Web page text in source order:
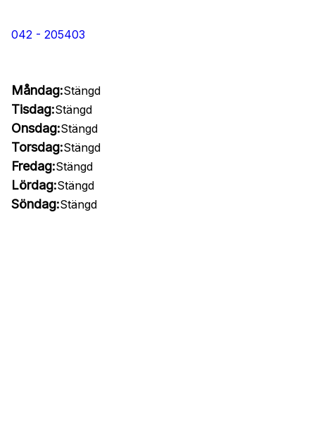
042 - 205403
Måndag:Stängd
Tisdag:Stängd
Onsdag:Stängd
Torsdag:Stängd
Fredag:Stängd
Lördag:Stängd
Söndag:Stängd